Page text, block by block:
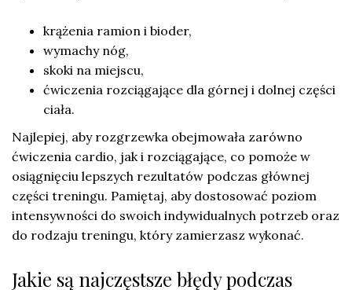
krążenia ramion i bioder,
wymachy nóg,
skoki na miejscu,
ćwiczenia rozciągające dla górnej i dolnej części
ciała.
Najlepiej, aby rozgrzewka obejmowała zarówno
ćwiczenia cardio, jak i rozciągające, co pomoże w
osiągnięciu lepszych rezultatów podczas głównej
części treningu. Pamiętaj, aby dostosować poziom
intensywności do swoich indywidualnych potrzeb oraz
do rodzaju treningu, który zamierzasz wykonać.
Jakie są najczęstsze błędy podczas